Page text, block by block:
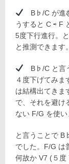
B♭/C が進
うすると C ⇨ F
5度下行進行。
と推測できます。
B♭/C と言
４度下げてみま
は結構出てきま
で、それを避け
ない F/G を使い
と言うことで
でした。F/G は
何故か V7 (５度